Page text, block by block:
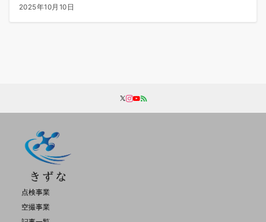
2025年10月10日
点検事業
空撮事業